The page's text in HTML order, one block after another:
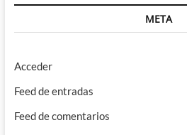
META
Acceder
Feed de entradas
Feed de comentarios